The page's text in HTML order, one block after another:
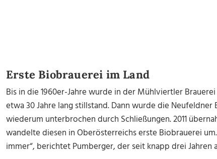
Erste Biobrauerei im Land
Bis in die 1960er-Jahre wurde in der Mühlviertler
etwa 30 Jahre lang stillstand. Dann wurde die
wiederum unterbrochen durch Schließungen. 2011
wandelte diesen in Oberösterreichs erste Biobrauerei
immer“, berichtet Pumberger, der seit knapp drei